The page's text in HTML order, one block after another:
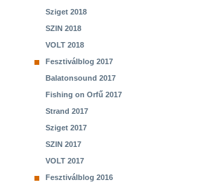
Sziget 2018
SZIN 2018
VOLT 2018
Fesztiválblog 2017
Balatonsound 2017
Fishing on Orfű 2017
Strand 2017
Sziget 2017
SZIN 2017
VOLT 2017
Fesztiválblog 2016